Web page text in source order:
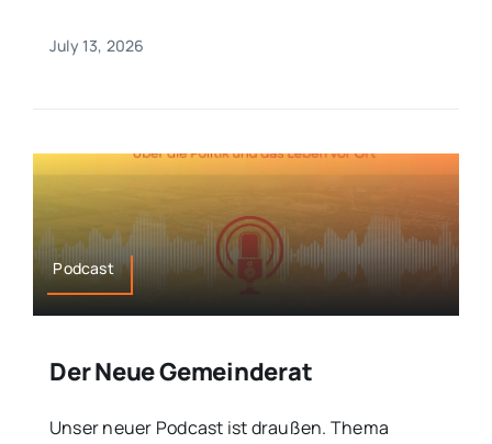
July 13, 2026
Podcast
Der Neue Gemeinderat
Unser neuer Podcast ist draußen. Thema